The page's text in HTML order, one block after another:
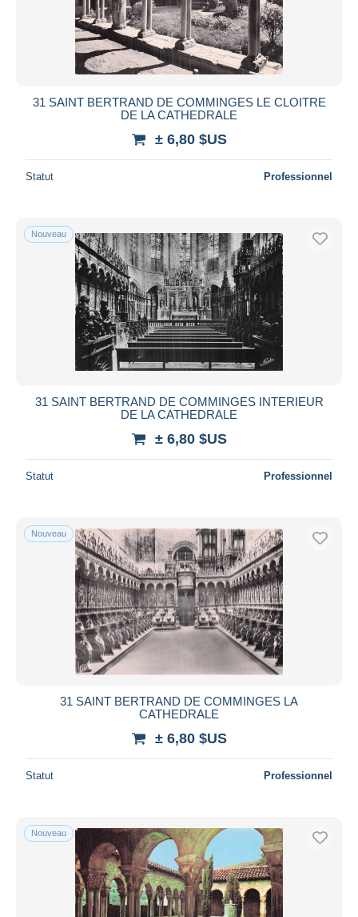
31 SAINT BERTRAND DE COMMINGES LE CLOITRE
DE LA CATHEDRALE
± 6,80 $US
Statut Professionnel
Nouveau
31 SAINT BERTRAND DE COMMINGES INTERIEUR
DE LA CATHEDRALE
± 6,80 $US
Statut Professionnel
Nouveau
31 SAINT BERTRAND DE COMMINGES LA
CATHEDRALE
± 6,80 $US
Statut Professionnel
Nouveau